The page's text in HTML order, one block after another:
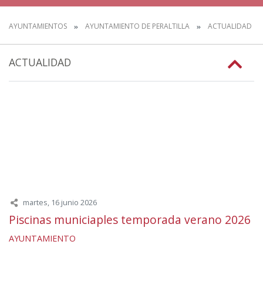
AYUNTAMIENTOS AYUNTAMIENTO DE PERALTILLA ACTUALIDAD
ACTUALIDAD
martes, 16 junio 2026
Piscinas municiaples temporada verano 2026
AYUNTAMIENTO